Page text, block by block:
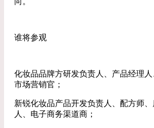
谁将参观
化妆品品牌方研发负责人、产品经理人
市场营销官；
新锐化妆品产品开发负责人、配方师
人、电子商务渠道商；